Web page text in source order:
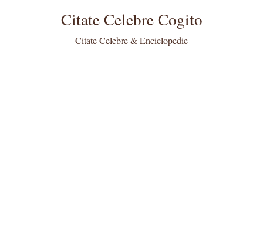
Citate Celebre Cogito
Citate Celebre & Enciclopedie